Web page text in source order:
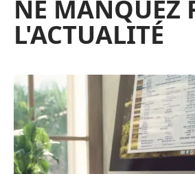
NE MANQUEZ
L'ACTUALITÉ